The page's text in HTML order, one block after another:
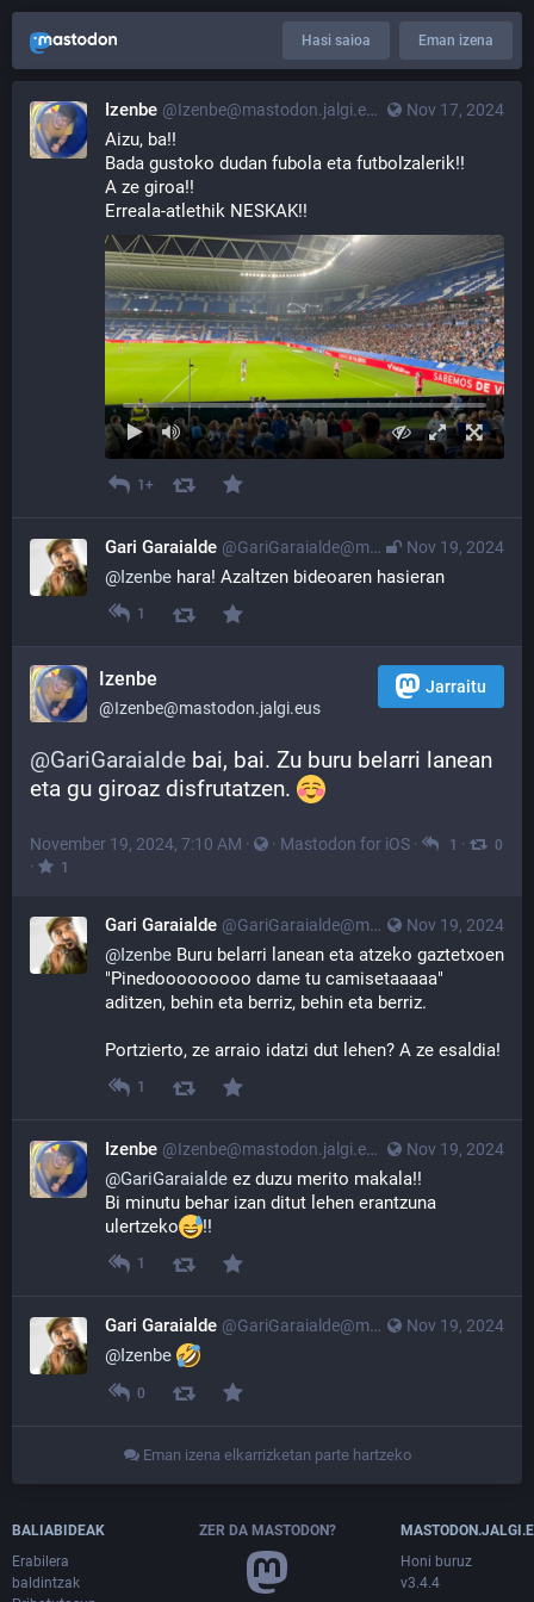
Hasi saioa Eman izena
Nov 17, 2024
Izenbe @Izenbe@mastodon.jalgi.eus
Aizu, ba!!
Bada gustoko dudan fubola eta futbolzalerik!!
A ze giroa!!
Erreala-atlethik NESKAK!!
1+
Nov 19, 2024
Gari Garaialde @GariGaraialde@mastodon.jalgi.eus
@Izenbe hara! Azaltzen bideoaren hasieran
1
Izenbe
@Izenbe@mastodon.jalgi.eus
Jarraitu
@GariGaraialde bai, bai. Zu buru belarri lanean
eta gu giroaz disfrutatzen.
November 19, 2024, 7:10 AM · · Mastodon for iOS · 1 · 0
· 1
Nov 19, 2024
Gari Garaialde @GariGaraialde@mastodon.jalgi.eus
@Izenbe Buru belarri lanean eta atzeko gaztetxoen
"Pinedooooooooo dame tu camisetaaaaa"
aditzen, behin eta berriz, behin eta berriz.
Portzierto, ze arraio idatzi dut lehen? A ze esaldia!
1
Nov 19, 2024
Izenbe @Izenbe@mastodon.jalgi.eus
@GariGaraialde ez duzu merito makala!!
Bi minutu behar izan ditut lehen erantzuna
ulertzeko
!!
1
Nov 19, 2024
Gari Garaialde @GariGaraialde@mastodon.jalgi.eus
@ Izenbe
0
Eman izena elkarrizketan parte hartzeko
BALIABIDEAK
Erabilera
baldintzak
ZER DA MASTODON?
Honi buruz
v3.4.4